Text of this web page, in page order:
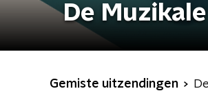
De
Gemiste uitzendingen